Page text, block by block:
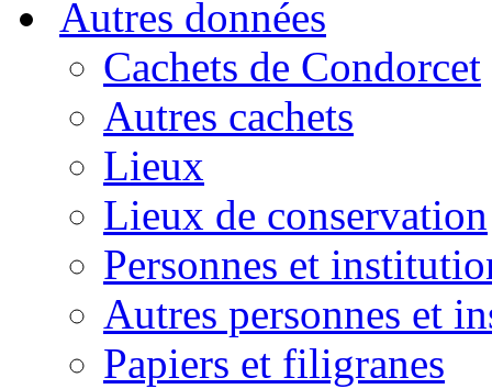
Autres données
Cachets de Condorcet
Autres cachets
Lieux
Lieux de conservation
Personnes et
Autres personnes et
Papiers et filigranes